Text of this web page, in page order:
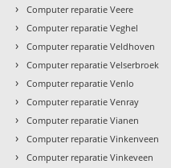
› Computer reparatie Veere
› Computer reparatie Veghel
› Computer reparatie Veldhoven
› Computer reparatie Velserbroek
› Computer reparatie Venlo
› Computer reparatie Venray
› Computer reparatie Vianen
› Computer reparatie Vinkenveen
› Computer reparatie Vinkeveen